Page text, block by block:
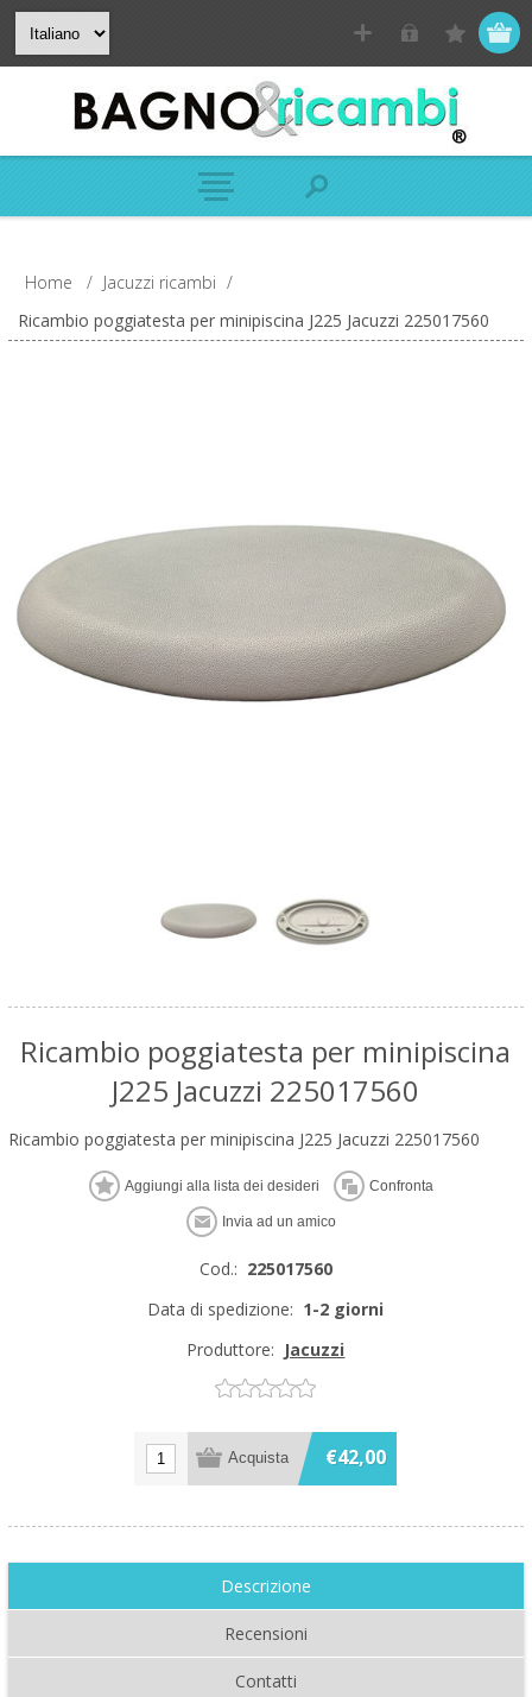
Home / Jacuzzi ricambi /
Ricambio poggiatesta per minipiscina J225 Jacuzzi 225017560
Ricambio poggiatesta per minipiscina
J225 Jacuzzi 225017560
Ricambio poggiatesta per minipiscina J225 Jacuzzi 225017560
Cod.: 225017560
Data di spedizione: 1-2 giorni
Produttore: Jacuzzi
€42,00
Descrizione
Recensioni
Contatti